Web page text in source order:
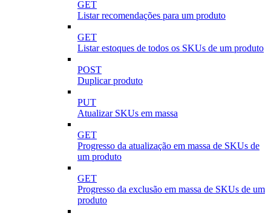
GET
Listar recomendações para um produto
GET
Listar estoques de todos os SKUs de um produto
POST
Duplicar produto
PUT
Atualizar SKUs em massa
GET
Progresso da atualização em massa de SKUs de
um produto
GET
Progresso da exclusão em massa de SKUs de um
produto